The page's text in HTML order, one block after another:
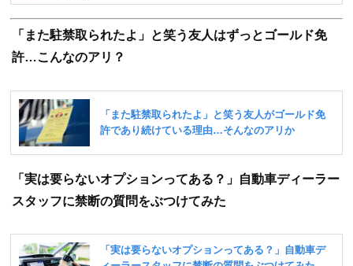
「また駐禁取られたよ」と笑う友人はずっとゴールド免
許…こんなのアリ？
「実は要らないオプションってある？」自動車ディーラー
スタッフに禁断の質問をぶつけてみた